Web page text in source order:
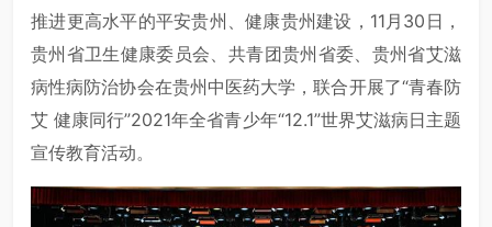
推进更高水平的平安贵州、健康贵州建设，11月30日，
贵州省卫生健康委员会、共青团贵州省委、贵州省艾滋
病性病防治协会在贵州中医药大学，联合开展了“青春防
艾 健康同行”2021年全省青少年“12.1”世界艾滋病日主题
宣传教育活动。